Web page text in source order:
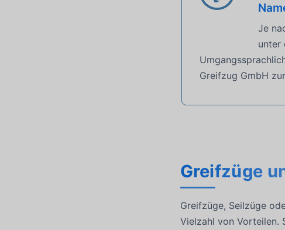
Je
unter
Greifzug GmbH
Greifzüge
Greifzüge, Seilzüge
Vielzahl von Vorteilen.